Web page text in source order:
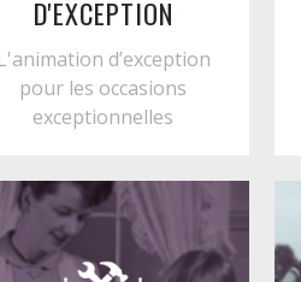
D'EXCEPTION
L'animation d’exception
pour les occasions
exceptionnelles